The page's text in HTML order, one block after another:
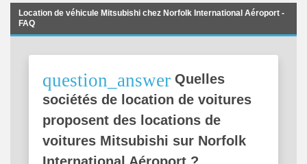
Location de véhicule Mitsubishi chez Norfolk International Aéroport -
FAQ
question_answer Quelles
sociétés de location de voitures
proposent des locations de
voitures Mitsubishi sur Norfolk